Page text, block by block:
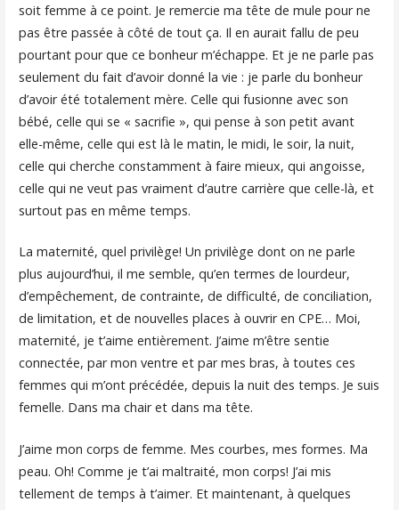
soit femme à ce point. Je remercie ma tête de mule pour ne
pas être passée à côté de tout ça. Il en aurait fallu de peu
pourtant pour que ce bonheur m’échappe. Et je ne parle pas
seulement du fait d’avoir donné la vie : je parle du bonheur
d’avoir été totalement mère. Celle qui fusionne avec son
bébé, celle qui se « sacrifie », qui pense à son petit avant
elle-même, celle qui est là le matin, le midi, le soir, la nuit,
celle qui cherche constamment à faire mieux, qui angoisse,
celle qui ne veut pas vraiment d’autre carrière que celle-là, et
surtout pas en même temps.
La maternité, quel privilège! Un privilège dont on ne parle
plus aujourd’hui, il me semble, qu’en termes de lourdeur,
d’empêchement, de contrainte, de difficulté, de conciliation,
de limitation, et de nouvelles places à ouvrir en CPE… Moi,
maternité, je t’aime entièrement. J’aime m’être sentie
connectée, par mon ventre et par mes bras, à toutes ces
femmes qui m’ont précédée, depuis la nuit des temps. Je suis
femelle. Dans ma chair et dans ma tête.
J’aime mon corps de femme. Mes courbes, mes formes. Ma
peau. Oh! Comme je t’ai maltraité, mon corps! J’ai mis
tellement de temps à t’aimer. Et maintenant, à quelques